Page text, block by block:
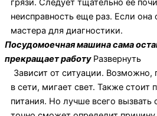
грязи. Следует тщательно её
неисправность еще раз. Если она
мастера для диагностики.
Посудомоечная машина сама
прекращает работу Развернуть
Зависит от ситуации. Возможно,
в сети, мигает свет. Также стоит
питания. Но лучше всего вызвать